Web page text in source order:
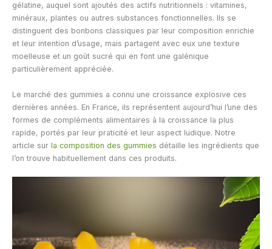
gélatine, auquel sont ajoutés des actifs nutritionnels : vitamines,
minéraux, plantes ou autres substances fonctionnelles. Ils se
distinguent des bonbons classiques par leur composition enrichie
et leur intention d’usage, mais partagent avec eux une texture
moelleuse et un goût sucré qui en font une galénique
particulièrement appréciée.
Le marché des gummies a connu une croissance explosive ces
dernières années. En France, ils représentent aujourd’hui l’une des
formes de compléments alimentaires à la croissance la plus
rapide, portés par leur praticité et leur aspect ludique. Notre
article sur la composition des gummies détaille les ingrédients que
l’on trouve habituellement dans ces produits.